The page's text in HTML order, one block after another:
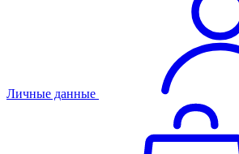
Личные данные